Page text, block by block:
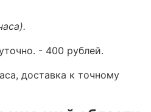
- 400 рублей.
доставка к точному